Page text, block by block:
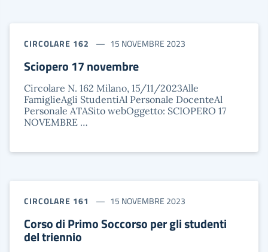
CIRCOLARE 162 15 NOVEMBRE 2023
Sciopero 17 novembre
Circolare N. 162 Milano, 15/11/2023Alle
FamiglieAgli StudentiAl Personale DocenteAl
Personale ATASito webOggetto: SCIOPERO 17
NOVEMBRE …
CIRCOLARE 161 15 NOVEMBRE 2023
Corso di Primo Soccorso per gli studenti
del triennio